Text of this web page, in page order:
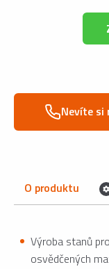
Nevíte si
O produktu
Výroba stanů
osvědčených